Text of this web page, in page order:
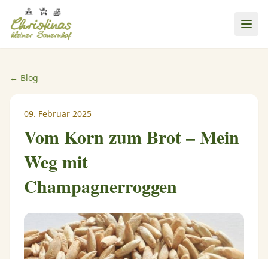
← Blog
09. Februar 2025
Vom Korn zum Brot – Mein
Weg mit
Champagnerroggen